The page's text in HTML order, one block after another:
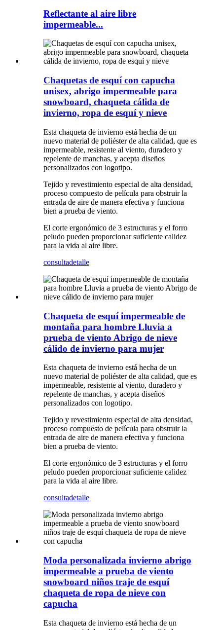
Reflectante al aire libre
impermeable...
Chaquetas de esquí con capucha
unisex, abrigo impermeable para
snowboard, chaqueta cálida de
invierno, ropa de esquí y nieve
Esta chaqueta de invierno está hecha de un
nuevo material de poliéster de alta calidad, que es
impermeable, resistente al viento, duradero y
repelente de manchas, y acepta diseños
personalizados con logotipo.
Tejido y revestimiento especial de alta densidad,
proceso compuesto de película para obstruir la
entrada de aire de manera efectiva y funciona
bien a prueba de viento.
El corte ergonómico de 3 estructuras y el forro
peludo pueden proporcionar suficiente calidez
para la vida al aire libre.
consultadetalle
Chaqueta de esquí impermeable de
montaña para hombre Lluvia a
prueba de viento Abrigo de nieve
cálido de invierno para mujer
Esta chaqueta de invierno está hecha de un
nuevo material de poliéster de alta calidad, que es
impermeable, resistente al viento, duradero y
repelente de manchas, y acepta diseños
personalizados con logotipo.
Tejido y revestimiento especial de alta densidad,
proceso compuesto de película para obstruir la
entrada de aire de manera efectiva y funciona
bien a prueba de viento.
El corte ergonómico de 3 estructuras y el forro
peludo pueden proporcionar suficiente calidez
para la vida al aire libre.
consultadetalle
Moda personalizada invierno abrigo
impermeable a prueba de viento
snowboard niños traje de esquí
chaqueta de ropa de nieve con
capucha
Esta chaqueta de invierno está hecha de un